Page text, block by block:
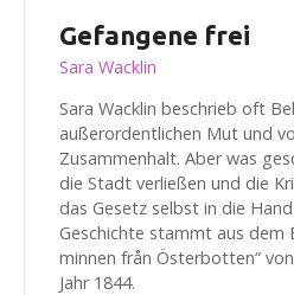
Gefangene frei
Sara Wacklin
Sara Wacklin beschrieb oft
außerordentlichen Mut und
Zusammenhalt. Aber was
die Stadt verließen und die
das Gesetz selbst in die
Geschichte stammt aus dem
minnen från Österbotten“
Jahr 1844.